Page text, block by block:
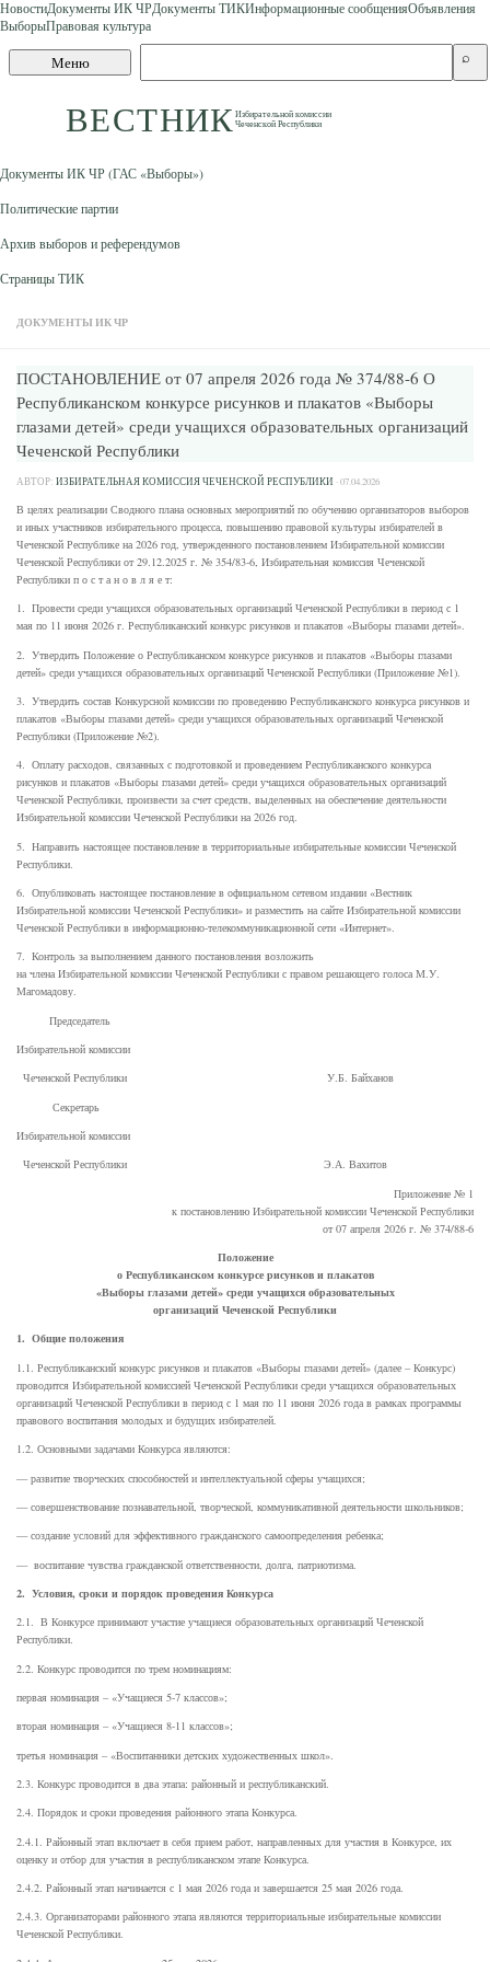
Skip to content
НовостиДокументы ИК ЧРДокументы ТИКИнформационные сообщенияОбъявления
ВыборыПравовая культура
Меню
ВЕСТНИКИзбирательной комиссии
Чеченской Республики
сайту
⌕
Документы ИК ЧР (ГАС «Выборы»)
Политические партии
Архив выборов и референдумов
Страницы ТИК
ДОКУМЕНТЫ ИК ЧР
ПОСТАНОВЛЕНИЕ от 07 апреля 2026 года № 374/88-6 О
Республиканском конкурсе рисунков и плакатов «Выборы
глазами детей» среди учащихся образовательных организаций
Чеченской Республики
АВТОР: ИЗБИРАТЕЛЬНАЯ КОМИССИЯ ЧЕЧЕНСКОЙ РЕСПУБЛИКИ ·07.04.2026
В целях реализации Сводного плана основных мероприятий по обучению организаторов выборов
и иных участников избирательного процесса, повышению правовой культуры избирателей в
Чеченской Республике на 2026 год, утвержденного постановлением Избирательной комиссии
Чеченской Республики от 29.12.2025 г. № 354/83-6, Избирательная комиссия Чеченской
Республики п о с т а н о в л я е т:
1. Провести среди учащихся образовательных организаций Чеченской Республики в период с 1
мая по 11 июня 2026 г. Республиканский конкурс рисунков и плакатов «Выборы глазами детей».
2. Утвердить Положение о Республиканском конкурсе рисунков и плакатов «Выборы глазами
детей» среди учащихся образовательных организаций Чеченской Республики (Приложение №1).
3. Утвердить состав Конкурсной комиссии по проведению Республиканского конкурса рисунков и
плакатов «Выборы глазами детей» среди учащихся образовательных организаций Чеченской
Республики (Приложение №2).
4. Оплату расходов, связанных с подготовкой и проведением Республиканского конкурса
рисунков и плакатов «Выборы глазами детей» среди учащихся образовательных организаций
Чеченской Республики, произвести за счет средств, выделенных на обеспечение деятельности
Избирательной комиссии Чеченской Республики на 2026 год.
5. Направить настоящее постановление в территориальные избирательные комиссии Чеченской
Республики.
6. Опубликовать настоящее постановление в официальном сетевом издании «Вестник
Избирательной комиссии Чеченской Республики» и разместить на сайте Избирательной комиссии
Чеченской Республики в информационно-телекоммуникационной сети «Интернет».
7. Контроль за выполнением данного постановления возложить
на члена Избирательной комиссии Чеченской Республики с правом решающего голоса М.У.
Магомадову.
Председатель
Избирательной комиссии
Чеченской Республики У.Б. Байханов
Секретарь
Избирательной комиссии
Чеченской Республики Э.А. Вахитов
Приложение № 1
к постановлению Избирательной комиссии Чеченской Республики
от 07 апреля 2026 г. № 374/88-6
Положение
о Республиканском конкурсе рисунков и плакатов
«Выборы глазами детей» среди учащихся образовательных
организаций Чеченской Республики
1. Общие положения
1.1. Республиканский конкурс рисунков и плакатов «Выборы глазами детей» (далее – Конкурс)
проводится Избирательной комиссией Чеченской Республики среди учащихся образовательных
организаций Чеченской Республики в период с 1 мая по 11 июня 2026 года в рамках программы
правового воспитания молодых и будущих избирателей.
1.2. Основными задачами Конкурса являются:
— развитие творческих способностей и интеллектуальной сферы учащихся;
— совершенствование познавательной, творческой, коммуникативной деятельности школьников;
— создание условий для эффективного гражданского самоопределения ребенка;
— воспитание чувства гражданской ответственности, долга, патриотизма.
2. Условия, сроки и порядок проведения Конкурса
2.1. В Конкурсе принимают участие учащиеся образовательных организаций Чеченской
Республики.
2.2. Конкурс проводится по трем номинациям:
первая номинация – «Учащиеся 5-7 классов»;
вторая номинация – «Учащиеся 8-11 классов»;
третья номинация – «Воспитанники детских художественных школ».
2.3. Конкурс проводится в два этапа: районный и республиканский.
2.4. Порядок и сроки проведения районного этапа Конкурса.
2.4.1. Районный этап включает в себя прием работ, направленных для участия в Конкурсе, их
оценку и отбор для участия в республиканском этапе Конкурса.
2.4.2. Районный этап начинается с 1 мая 2026 года и завершается 25 мая 2026 года.
2.4.3. Организаторами районного этапа являются территориальные избирательные комиссии
Чеченской Республики.